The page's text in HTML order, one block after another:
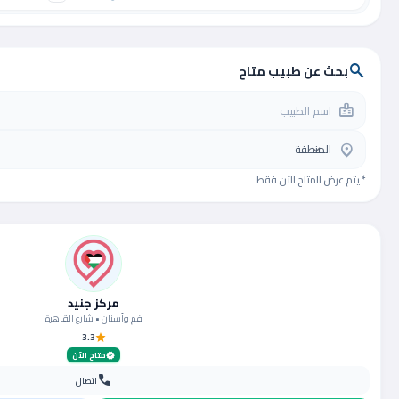
searchبحث عن طبيب متاح
badge
location_on
* يتم عرض المتاح الآن فقط
مركز جنيد
فم وأسنان • شارع القاهرة
star
3.3
verifiedمتاح الآن
callاتصال